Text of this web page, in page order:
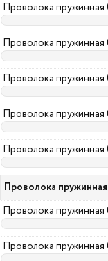
Проволока пружинная
Проволока пружинная
Проволока пружинная
Проволока пружинная
Проволока пружинная
Проволока пружинная
Проволока пружинная
Проволока пружинная